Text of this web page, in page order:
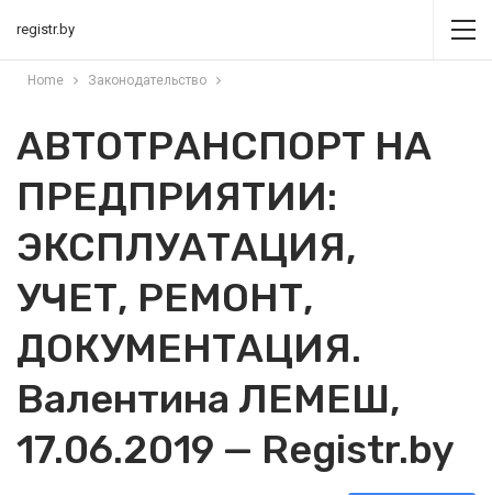
registr.by
Home Законодательство
АВТОТРАНСПОРТ НА
ПРЕДПРИЯТИИ:
ЭКСПЛУАТАЦИЯ,
УЧЕТ, РЕМОНТ,
ДОКУМЕНТАЦИЯ.
Валентина ЛЕМЕШ,
17.06.2019 — Registr.by